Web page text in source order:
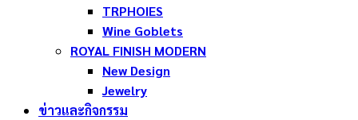
TRPHOIES
Wine Goblets
ROYAL FINISH MODERN
New Design
Jewelry
ข่าวและกิจกรรม